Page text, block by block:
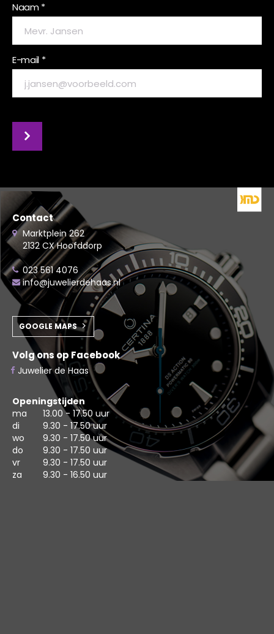
Naam *
E-mail *
Contact
Marktplein 262
2132 CX Hoofddorp
023 561 4076
info@juwelierdehaas.nl
GOOGLE MAPS
Volg ons op Facebook
Juwelier de Haas
Openingstijden
ma
13.00 - 17.50 uur
di
9.30 - 17.50 uur
wo
9.30 - 17.50 uur
do
9.30 - 17.50 uur
vr
9.30 - 17.50 uur
za
9.30 - 16.50 uur